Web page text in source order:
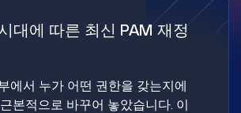
대에 따른 최신 PAM 재정
에서 누가 어떤 권한을 갖는지에
본적으로 바꾸어 놓았습니다. 이